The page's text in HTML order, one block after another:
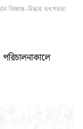
বিধ্বস্ত–উদ্ধার তৎপরতা
পরিচালনাকালে